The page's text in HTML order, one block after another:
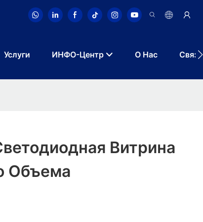
Услуги ИНФО-Центр О Нас
Витрина
Объема